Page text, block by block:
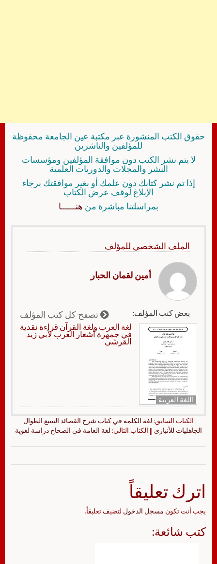
حقوق الكتب المنشورة عبر مكتبة عين الجامعة محفوظة
للمؤلفين والناشرين
لا يتم نشر الكتب دون موافقة المؤلفين ومؤسسات
النشر والمجلات والدوريات العلمية
إذا تم نشر كتابك دون علمك أو بغير موافقتك برجاء
الإبلاغ لوقف عرض الكتاب
بمراسلتنا مباشرة من هنــــــا
الملف الشخصي للمؤلف
أمين لقمان الحبار
بعض كتب المؤلف: تصفح كل كتب المؤلف
اللغة العربية
لغة العرب ولغة القرآن قراءة نقدية
في جمهرة أشعار العرب لأبي زيد
القرشي
الكتاب السابق: لغة الكلمة في كتاب شرح القصائد السبع الطوال
الجاهليات للأنباري || الكتاب التالي: لغة العامة في الصحاح دراسة لغوية
اترك تعليقاً
يجب أنت تكون مسجل الدخول لتضيف تعليقاً.
كتب شائعة: